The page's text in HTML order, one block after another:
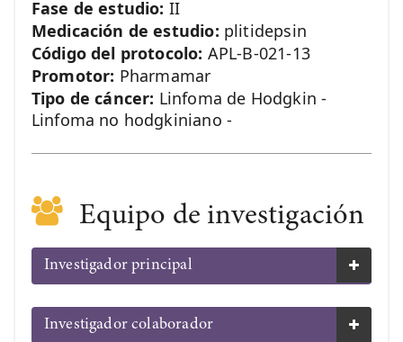
Fase de estudio: II
Medicación de estudio: plitidepsin
Código del protocolo: APL-B-021-13
Promotor: Pharmamar
Tipo de cáncer: Linfoma de Hodgkin -
Linfoma no hodgkiniano -
Equipo de investigación
Investigador principal
Investigador colaborador